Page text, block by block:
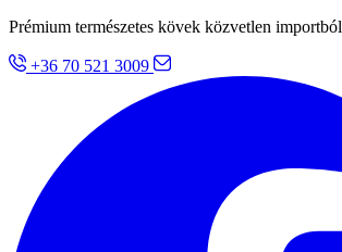
Prémium természetes kövek közvetlen importból
+36 70 521 3009